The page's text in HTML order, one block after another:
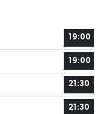
19:00
19:00
21:30
21:30